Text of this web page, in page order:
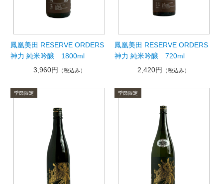
鳳凰美田 RESERVE ORDERS
神力 純米吟醸 1800ml
3,960円
（税込み）
鳳凰美田 RESERVE ORDERS
神力 純米吟醸 720ml
2,420円
（税込み）